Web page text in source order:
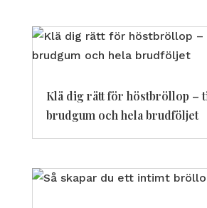
Klä dig rätt för höstbröllop –
brudgum och hela brudföljet